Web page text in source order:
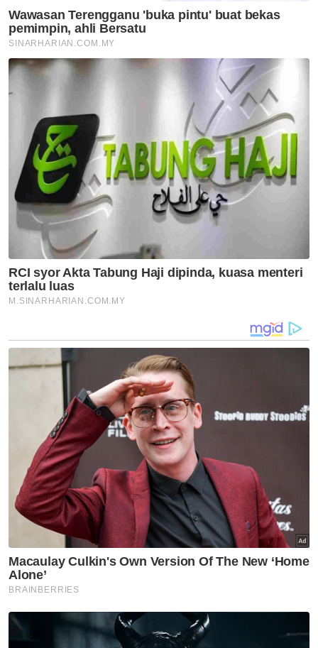
(PPPR) bagi memperkukuh budaya integriti
melalui penglibatan masyarakat, badan
bukan kerajaan dan agensi kerajaan.
"Keseluruhan pencapaian ini dilihat
mencerminkan pendekatan lebih agresif,
moden dan berasaskan risikan dalam usaha
memperkukuh agenda membanteras rasuah
serta memulihkan keyakinan terhadap
institusi penguatkuasaan negara," ujarnya.
Muat turun aplikasi Sinar Harian.Klik di sini!
Jawab soalan kaji selidik dan
baucar tunai.
Apakah bangsa anda?
Melayu
Etnik Sabah & Sarawak
Lain lain
Masuk | Daftar VPoints:0
SPRM
Azam Baki
Pencapaian KP SPRM
Artikel Disyorkan